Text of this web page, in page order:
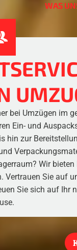
WAS
bei Umzügen im
Ein- und
hin zur
Wir bieten
Vertrauen Sie auf
Sie sich auf Ihr